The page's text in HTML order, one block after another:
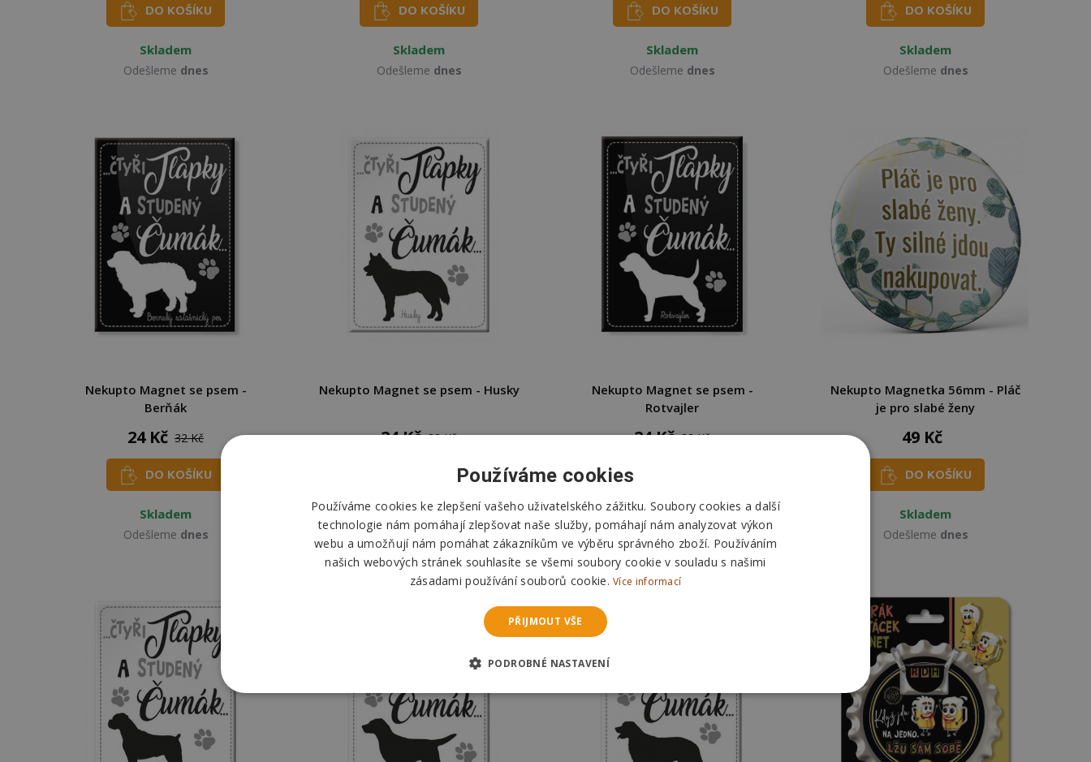
DO KOŠÍKU
Skladem
Odešleme dnes
DO KOŠÍKU
Skladem
Odešleme dnes
DO KOŠÍKU
Skladem
Odešleme dnes
DO KOŠÍKU
Skladem
Odešleme dnes
Nekupto Magnet se psem -
Berňák
24 Kč 32 Kč
DO KOŠÍKU
Skladem
Odešleme dnes
Nekupto Magnet se psem - Husky
24 Kč 32 Kč
DO KOŠÍKU
Skladem
Odešleme dnes
Nekupto Magnet se psem -
Rotvajler
24 Kč 32 Kč
Skladem
Odešleme dnes
Nekupto Magnetka 56mm - Pláč
je pro slabé ženy
49 Kč
DO KOŠÍKU
Skladem
Odešleme dnes
Používáme cookies
Používáme cookies ke zlepšení vašeho uživatelského zážitku. Soubory cookies a další
technologie nám pomáhají zlepšovat naše služby, pomáhají nám analyzovat výkon
webu a umožňují nám pomáhat zákazníkům ve výběru správného zboží. Používáním
našich webových stránek souhlasíte se všemi soubory cookie v souladu s našimi
zásadami používání souborů cookie.Více informací
PŘIJMOUT VŠE
PODROBNÉ NASTAVENÍ